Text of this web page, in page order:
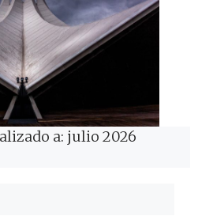
a: julio 2026